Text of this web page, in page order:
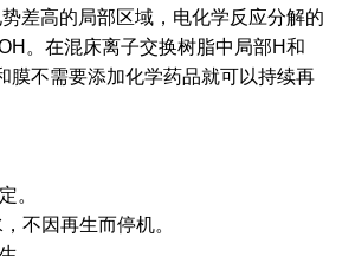
差高的局部区域，电化学反应分解的
。在混床离子交换树脂中局部H和
膜不需要添加化学药品就可以持续再
。
不因再生而停机。